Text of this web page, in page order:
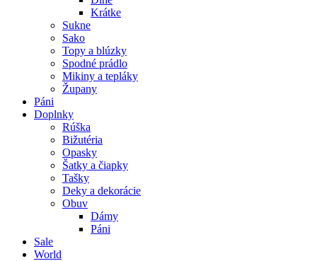
Krátke
Sukne
Sako
Topy a blúzky
Spodné prádlo
Mikiny a tepláky
Župany
Páni
Doplnky
Rúška
Bižutéria
Opasky
Šatky a čiapky
Tašky
Deky a dekorácie
Obuv
Dámy
Páni
Sale
World